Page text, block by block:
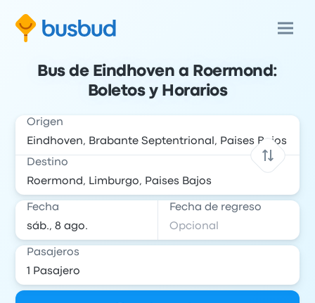
Bus de Eindhoven a Roermond:
Boletos y Horarios
Origen
Destino
Fecha Fecha de regreso
Pasajeros